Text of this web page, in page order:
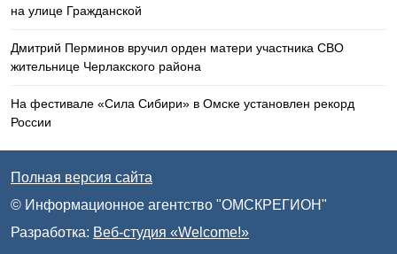
на улице Гражданской
Дмитрий Перминов вручил орден матери участника СВО
жительнице Черлакского района
На фестивале «Сила Сибири» в Омске установлен рекорд
России
Полная версия сайта
© Информационное агентство "ОМСКРЕГИОН"
Разработка: Веб-студия «Welcome!»